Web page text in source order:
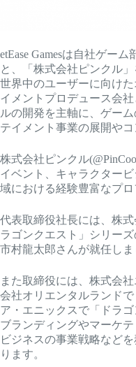
etEase Gamesは自社ゲーム
と、「株式会社ピンクル」
世界中のユーザーに向け
イメントプロデュース会
ルの開発を主軸に、ゲー
テイメント事業の展開や
株式会社ピンクル
イベント、キャラクター
域における経験豊富なプロ
代表取締役社長には、株
ラゴンクエスト」シリー
市村龍太郎さんが就任しま
また取締役には、株式会
会社オリエンタルランド
ア・エニックスで「ドラ
ブランディングやマーケ
ビジネスの事業戦略など
ります。